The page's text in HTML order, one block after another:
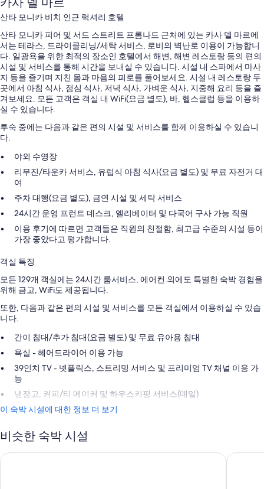
산타 모니카 비치 인근 럭셔리 호텔
산타 모니카 피어 및 서드 스트리트 프롬나드 근처에 있는 카사 델 마르에
서는 테라스, 드라이클리닝/세탁 서비스, 로비의 벽난로 이용이 가능합니
다. 일광욕을 위한 최적의 장소인 호텔에서 해변, 해변 레스토랑 등의 편의
시설 및 서비스를 통해 시간을 보내실 수 있습니다. 시설 내 스파에서 마사
지 등을 즐기며 지친 몸과 마음의 피로를 풀어보세요. 시설 내 레스토랑 두
곳에서 아침 식사, 점심 식사, 저녁 식사, 가벼운 식사, 지중해 요리 등을 즐
겨보세요. 모든 고객은 객실 내 WiFi(요금 별도), 바, 헬스클럽 등을 이용하
실 수 있습니다.
투숙 중에는 다음과 같은 편의 시설 및 서비스를 함께 이용하실 수 있습니
다.
야외 수영장
리무진/타운카 서비스, 유럽식 아침 식사(요금 별도) 및 무료 자전거 대
여
주차 대행(요금 별도), 금연 시설 및 세탁 서비스
24시간 운영 프런트 데스크, 엘리베이터 및 다국어 구사 가능 직원
이용 후기에 따르면 고객들은 직원의 친절함, 최고급 수준의 시설 등이
가장 좋았다고 평가합니다.
객실 특징
모든 129개 객실에는 24시간 룸서비스, 에어컨 외에도 특별한 숙박 경험을
위해 금고, WiFi도 제공됩니다.
또한, 다음과 같은 편의 시설 및 서비스를 모든 객실에서 이용하실 수 있습
니다.
간이 침대/추가 침대(요금 별도) 및 무료 유아용 침대
욕실 - 헤어드라이어 이용 가능
39인치 TV - 넷플릭스, 스트리밍 서비스 및 프리미엄 TV 채널 이용 가
능
냉장고, 커피/티 메이커 및 하우스키핑 서비스(매일)
이 숙박 시설에 대한 정보 더 보기
비슷한 숙박 시설
바이스로이 산타 모니카 디자인